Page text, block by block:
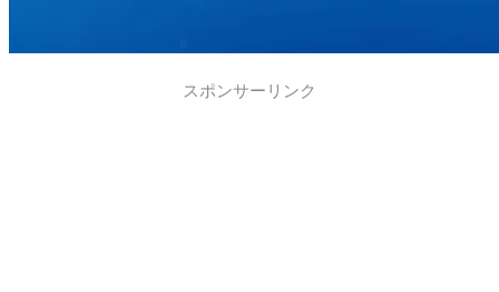
スポンサーリンク